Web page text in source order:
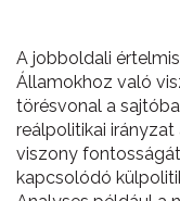
A jobboldali
Államokhoz való
törésvonal a
reálpolitikai
viszony
kapcsolódó